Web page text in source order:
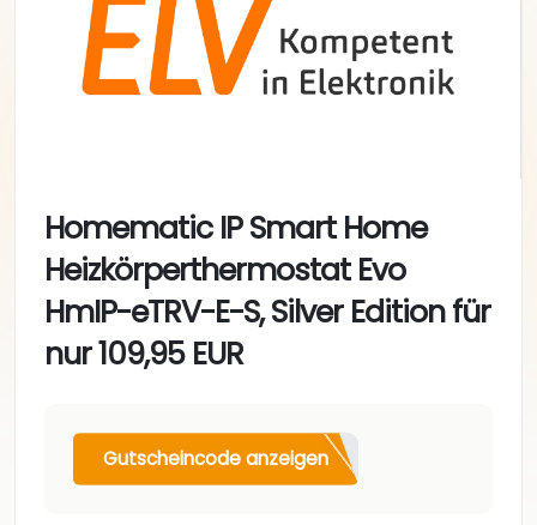
Homematic IP Smart Home
Heizkörperthermostat Evo
HmIP-eTRV-E-S, Silver Edition für
nur 109,95 EUR
Gutscheincode anzeigen